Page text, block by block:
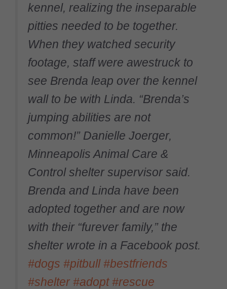
kennel, realizing the inseparable
pitties needed to be together.
When they watched security
footage, staff were awestruck to
see Brenda leap over the kennel
wall to be with Linda. “Brenda’s
jumping abilities are not
common!” Danielle Joerger,
Minneapolis Animal Care &
Control shelter supervisor said.
Brenda and Linda have been
adopted together and are now
with their “furever family,” the
shelter wrote in a Facebook post.
#dogs #pitbull #bestfriends
#shelter #adopt #rescue